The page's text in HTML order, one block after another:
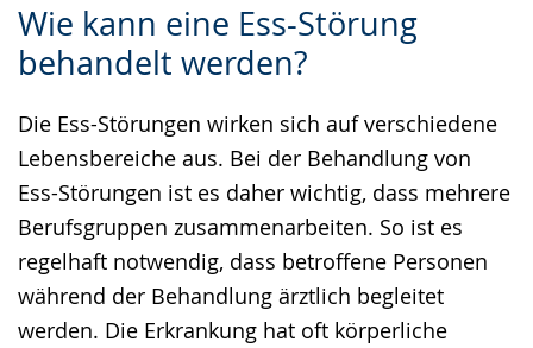
Wie kann eine Ess-Störung
behandelt werden?
Die Ess-Störungen wirken sich auf verschiedene
Lebensbereiche aus. Bei der Behandlung von
Ess-Störungen ist es daher wichtig, dass mehrere
Berufsgruppen zusammenarbeiten. So ist es
regelhaft notwendig, dass betroffene Personen
während der Behandlung ärztlich begleitet
werden. Die Erkrankung hat oft körperliche
Leichten
Sprache
Audio-
Unterstützung.
Video
in
Gebärdensprache
wird
angezeigt.